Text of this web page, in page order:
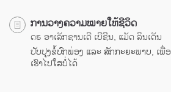
ການວາງຄວາມໝາຍໃຫ້ຊີວິດ
ດຣ ອາເລັກຊານເດີ ເບີຊີນ, ແມັດ ລິນເດັນ
ປັບປຸງຂໍ້ບົກພ່ອງ ແລະ ສັກກະຍະພາບ, ເພື່
ເຮົາໄປໃສບໍ່ໄດ້